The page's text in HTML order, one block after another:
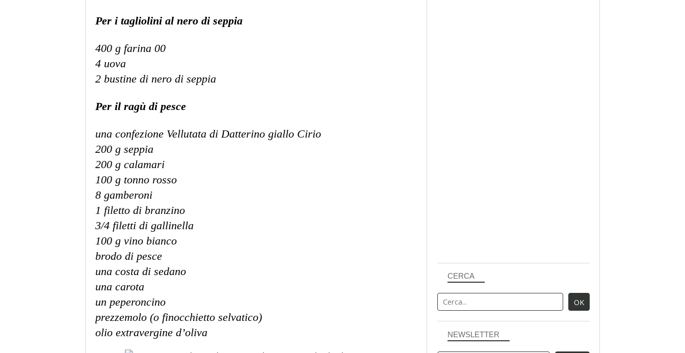
Per i tagliolini al nero di seppia
400 g farina 00
4 uova
2 bustine di nero di seppia
Per il ragù di pesce
una confezione Vellutata di Datterino giallo Cirio
200 g seppia
200 g calamari
100 g tonno rosso
8 gamberoni
1 filetto di branzino
3/4 filetti di gallinella
100 g vino bianco
brodo di pesce
una costa di sedano
una carota
un peperoncino
prezzemolo (o finocchietto selvatico)
olio extravergine d’oliva
NEWSLETTER
CERCA